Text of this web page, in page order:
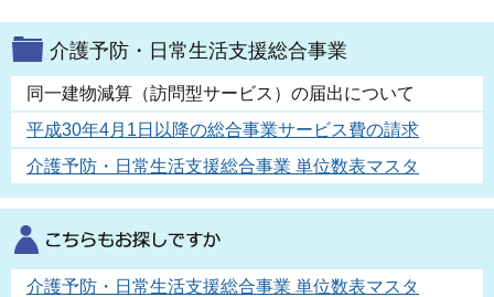
介護予防・日常生活支援総合事業
同一建物減算（訪問型サービス）の届出について
平成30年4月1日以降の総合事業サービス費の請求
介護予防・日常生活支援総合事業 単位数表マスタ
介護予防・日常生活支援総合事業 単位数表マスタ